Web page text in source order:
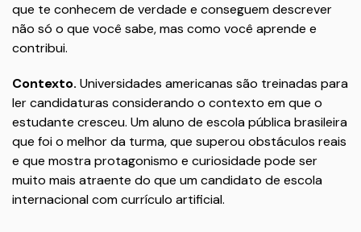
que te conhecem de verdade e conseguem descrever
não só o que você sabe, mas como você aprende e
contribui.
Contexto. Universidades americanas são treinadas para
ler candidaturas considerando o contexto em que o
estudante cresceu. Um aluno de escola pública brasileira
que foi o melhor da turma, que superou obstáculos reais
e que mostra protagonismo e curiosidade pode ser
muito mais atraente do que um candidato de escola
internacional com currículo artificial.